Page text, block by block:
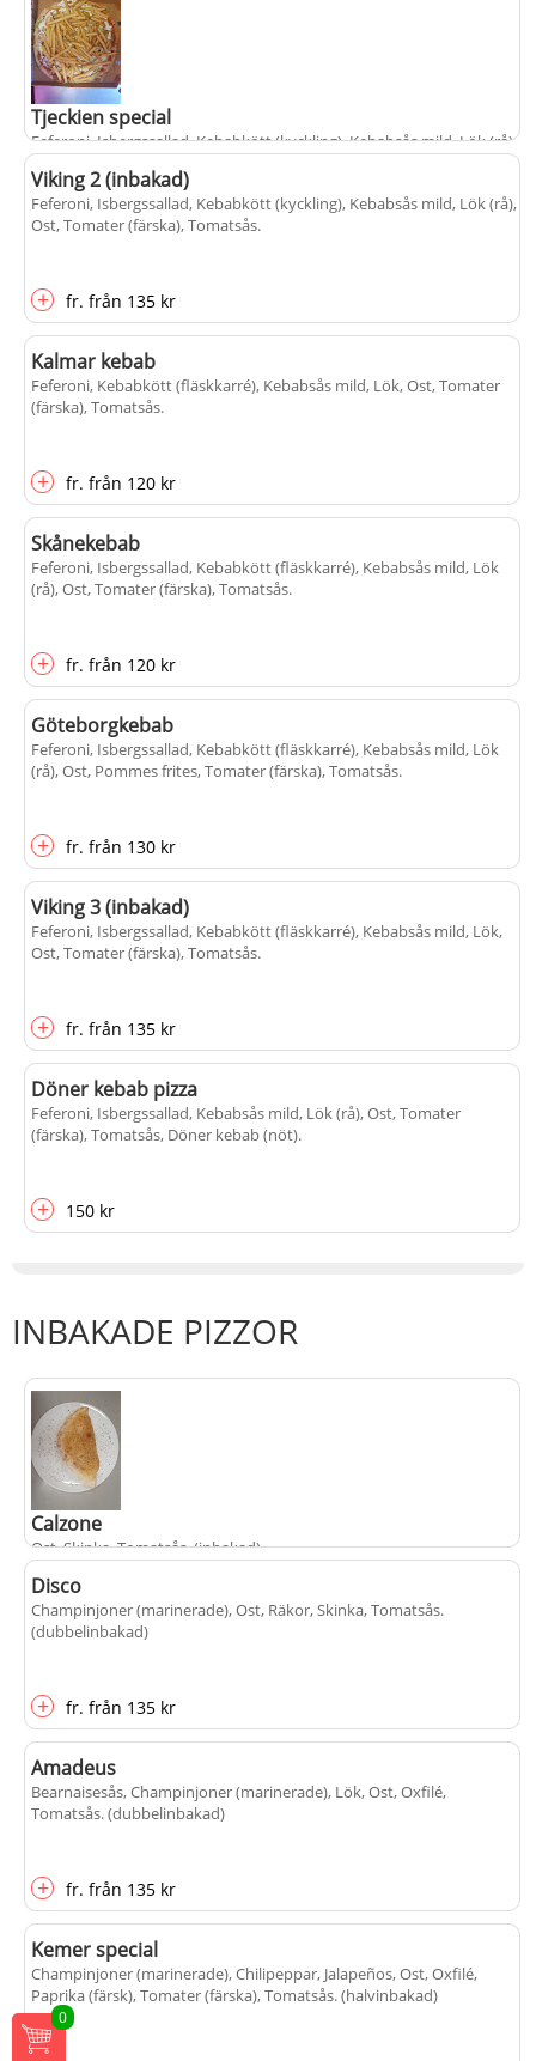
0
Tjeckien special
Feferoni, Isbergssallad, Kebabkött (kyckling), Kebabsås mild, Lök (rå),
+ fr.från 130 kr
Viking 2 (inbakad)
Feferoni, Isbergssallad, Kebabkött (kyckling), Kebabsås mild, Lök (rå),
Ost, Tomater (färska), Tomatsås.
+ fr. från 135 kr
Kalmar kebab
Feferoni, Kebabkött (fläskkarré), Kebabsås mild, Lök, Ost, Tomater
(färska), Tomatsås.
+ fr. från 120 kr
Skånekebab
Feferoni, Isbergssallad, Kebabkött (fläskkarré), Kebabsås mild, Lök
(rå), Ost, Tomater (färska), Tomatsås.
+ fr. från 120 kr
Göteborgkebab
Feferoni, Isbergssallad, Kebabkött (fläskkarré), Kebabsås mild, Lök
(rå), Ost, Pommes frites, Tomater (färska), Tomatsås.
+ fr. från 130 kr
Viking 3 (inbakad)
Feferoni, Isbergssallad, Kebabkött (fläskkarré), Kebabsås mild, Lök,
Ost, Tomater (färska), Tomatsås.
+ fr. från 135 kr
Döner kebab pizza
Feferoni, Isbergssallad, Kebabsås mild, Lök (rå), Ost, Tomater
(färska), Tomatsås, Döner kebab (nöt).
+ 150 kr
INBAKADE PIZZOR
Calzone
Ost, Skinka, Tomatsås. (inbakad)
+ fr.från120 kr
Disco
Champinjoner (marinerade), Ost, Räkor, Skinka, Tomatsås.
(dubbelinbakad)
+ fr. från 135 kr
Amadeus
Bearnaisesås, Champinjoner (marinerade), Lök, Ost, Oxfilé,
Tomatsås. (dubbelinbakad)
+ fr. från 135 kr
Kemer special
Champinjoner (marinerade), Chilipeppar, Jalapeños, Ost, Oxfilé,
Paprika (färsk), Tomater (färska), Tomatsås. (halvinbakad)